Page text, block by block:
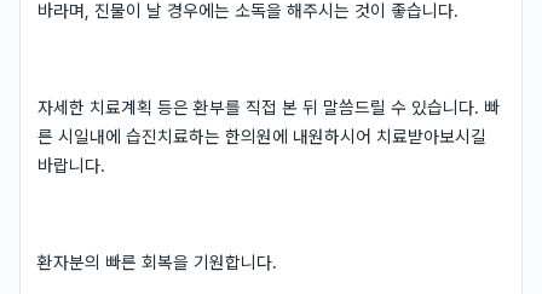
바라며, 진물이 날 경우에는 소독을 해주시는 것이 좋습니다.
자세한 치료계획 등은 환부를 직접 본 뒤 말씀드릴 수 있습니다. 빠
른 시일내에 습진치료하는 한의원에 내원하시어 치료받아보시길
바랍니다.
환자분의 빠른 회복을 기원합니다.